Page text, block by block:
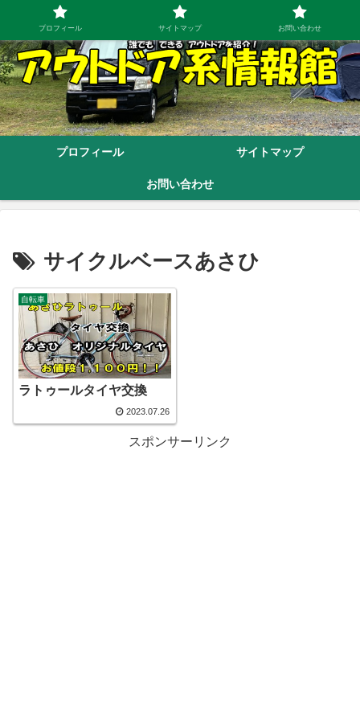
プロフィール サイトマップ
お問い合わせ
サイクルベースあさひ
自転車
ラトゥールタイヤ交換
2023.07.26
スポンサーリンク
プロフィール サイトマップ お問い合わせ